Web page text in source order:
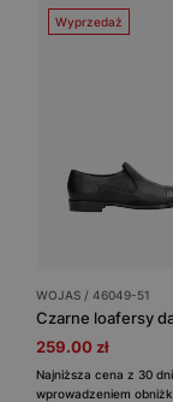
Wyprzedaż
WOJAS / 46049-51
259.00 zł
Najniższa cena z 30
wprowadzeniem